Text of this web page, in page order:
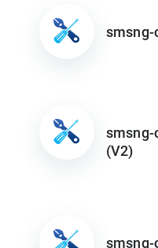
smsng-
smsng-
(V2)
smsng-